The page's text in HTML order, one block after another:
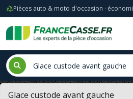
Pièces auto & moto d'occasion ·